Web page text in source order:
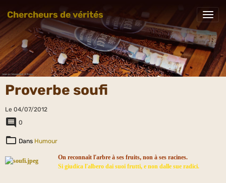
Chercheurs de vérités
Proverbe soufi
Le 04/07/2012
0
Dans Humour
On reconnaît l'arbre à ses fruits, non à ses racines.
Si giudica l'albero dai suoi frutti, e non dalle sue radici.